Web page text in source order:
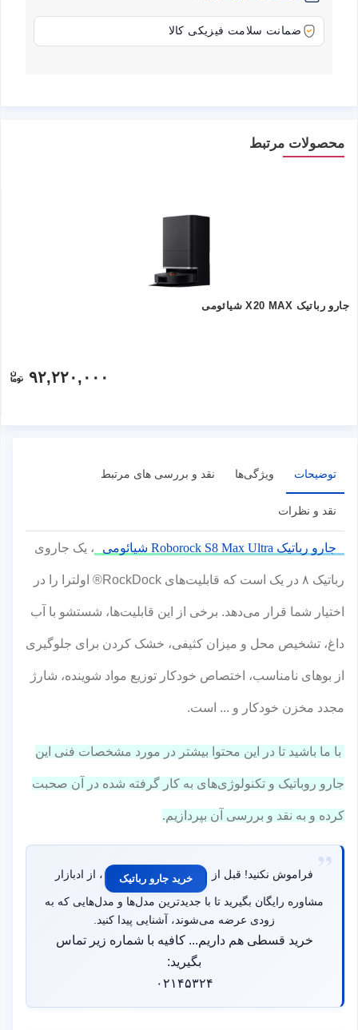
ضمانت سلامت فیزیکی کالا
محصولات مرتبط
جارو رباتیک X20 MAX شیائومی
۹۲,۲۲۰,۰۰۰
توضیحات ویژگی‌ها نقد و بررسی های مرتبط
نقد و نظرات
جارو رباتیک Roborock S8 Max Ultra شیائومی ، یک جاروی
رباتیک ۸ در یک است که قابلیت‌های RockDock® اولترا را در
اختیار شما قرار می‌دهد. برخی از این قابلیت‌ها، شستشو با آب
داغ، تشخیص محل و میزان کثیفی، خشک کردن برای جلوگیری
از بوهای نامناسب، اختصاص خودکار توزیع مواد شوینده، شارژ
مجدد مخزن خودکار و ... است.
با ما باشید تا در این محتوا بیشتر در مورد مشخصات فنی این
جارو روباتیک و تکنولوژی‌های به کار گرفته شده در آن صحبت
کرده و به نقد و بررسی آن بپردازیم.
فراموش نکنید! قبل از خرید جارو رباتیک ، از ادبازار
مشاوره رایگان بگیرید تا با جدیدترین مدل‌ها و مدل‌هایی که به
زودی عرضه می‌شوند، آشنایی پیدا کنید.
خرید قسطی هم داریم... کافیه با شماره زیر تماس
بگیرید:
۰۲۱۴۵۳۲۴